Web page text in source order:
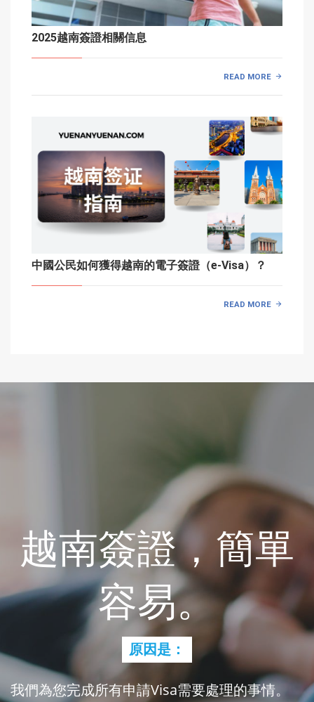
2025越南簽證相關信息
READ MORE
中國公民如何獲得越南的電子簽證（e-Visa）？
READ MORE
越南簽證，簡單
容易。
原因是：
我們為您完成所有申請Visa需要處理的事情。